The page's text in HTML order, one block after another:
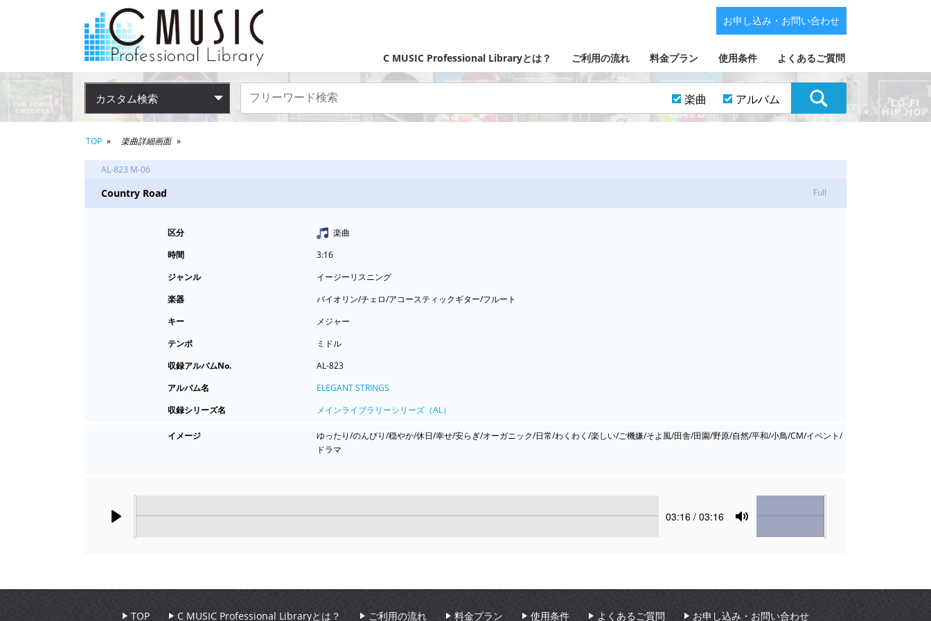
C MUSIC Professional Libraryとは？ ご利用の流れ 料金プラン 使用条件 よくあるご質問
お申し込み・お問い合わせ
カスタム検索 楽曲 アルバム
TOP 楽曲詳細画面
AL-823 M-06
Country Road Full
区分
楽曲
時間
3:16
ジャンル
イージーリスニング
楽器
バイオリン/チェロ/アコースティックギター/フルート
キー
メジャー
テンポ
ミドル
収録アルバムNo.
AL-823
アルバム名
ELEGANT STRINGS
収録シリーズ名
メインライブラリーシリーズ（AL）
イメージ
ゆったり/のんびり/穏やか/休日/幸せ/安らぎ/オーガニック/日常/わくわく/楽しい/ご機嫌/そよ風/田舎/田園/野原/自然/平和/小鳥/CM/イベント/
ドラマ
Current
03:16 / 03:16
Mute
Volume
TOP C MUSIC Professional Libraryとは？ ご利用の流れ 料金プラン 使用条件 よくあるご質問 お申し込み・お問い合わせ